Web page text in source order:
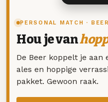
PERSONAL MATCH ·
Hou je van
De Beer koppelt je aan
ales en hoppige
pakket. Gewoon raak.